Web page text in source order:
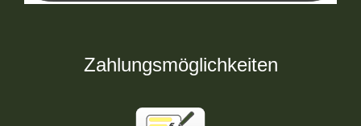
Zahlungsmöglichkeiten